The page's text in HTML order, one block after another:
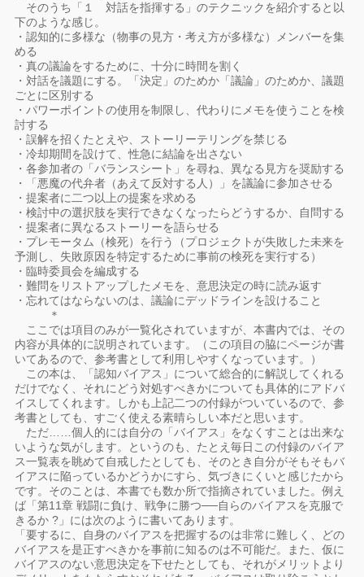
そのうち「１ 対話を指揮する」のテクニックを紹介すると以
下のような感じ。
・認知的に多様な（物事の見方・考え方が多様な）メンバーを集
める
・真の議論をするために、十分に時間を割く
・対話を議題にする。「決定」のためか「議論」のためか、議題
ごとに区別する
・パワーポイントの使用を制限し、代わりにメモを使うことを検
討する
・誤解を招くたとえや、ストーリーテリングを禁じる
・冷却期間を設けて、性急に結論を出さない
・各参加者の「バランスシート」を尋ね、異なる見方を奨励する
・「悪魔の代弁者（あえて反対する人）」を議論に参加させる
・提案者に二つ以上の提案を求める
・検討中の選択肢を実行できなくなったらどうするか、自問する
・提案者に異なるストーリーを語らせる
・プレモータム（検死）を行う（プロジェクトが失敗した未来を
予測し、失敗原因を特定するために事前の検死を実行する）
・臨時委員会を編成する
・難問をリストアップしたメモを、意思決定の時に読み返す
・忘れてはならないのは、議論にデッドラインを設けること
＊
ここでは項目のみが一覧化されていますが、本書内では、その
内容が具体的に説明されています。（この項目の脇にページが書
いてあるので、参考書として利用しやすくなっています。）
この本は、「認知バイアス」について総合的に解説してくれる
だけでなく、それにどう対処すべきかについても具体的にアドバ
イスしてくれます。しかも上記二つの付録がついているので、参
考書としても、すごく使える素晴らしい本だと思います。
ただ……個人的には自分の「バイアス」をなくすことは出来な
いような気がします。というのも、たとえ毎日この付録のバイア
ス一覧表を眺めて自戒したとしても、そのとき自分がそもそもバ
イアスに陥っているかどうかにすら、気づきにくいと感じたから
です。そのことは、本書でも数か所で指摘されていました。例え
ば「第11章 戦闘に負け、戦争に勝つ──自らのバイアスを克服で
きるか ?」には次のように書いてあります。
「要するに、自身のバイアスを把握するのは非常に難しく、どの
バイアスを是正すべきかを事前に知るのは不可能だ。また、仮に
バイアスのない意思決定を下せたとしても、それがメリットより